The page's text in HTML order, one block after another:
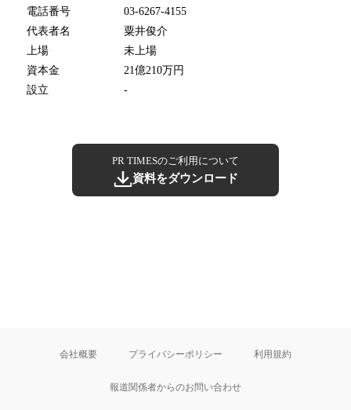
電話番号
03-6267-4155
代表者名
粟井俊介
上場
未上場
資本金
21億210万円
設立
-
PR TIMESのご利用について
資料をダウンロード
会社概要 プライバシーポリシー 利用規約
報道関係者からのお問い合わせ